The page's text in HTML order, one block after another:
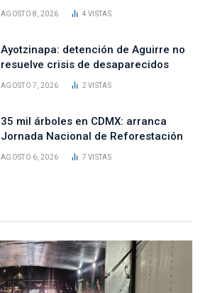
AGOSTO 8, 2026 4VISTAS
Ayotzinapa: detención de Aguirre no
resuelve crisis de desaparecidos
AGOSTO 7, 2026 2VISTAS
35 mil árboles en CDMX: arranca
Jornada Nacional de Reforestación
AGOSTO 6, 2026 7VISTAS